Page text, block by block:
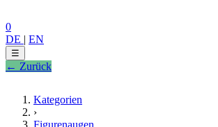
0
DE | EN
☰
← Zurück
Kategorien
›
Figurenaugen